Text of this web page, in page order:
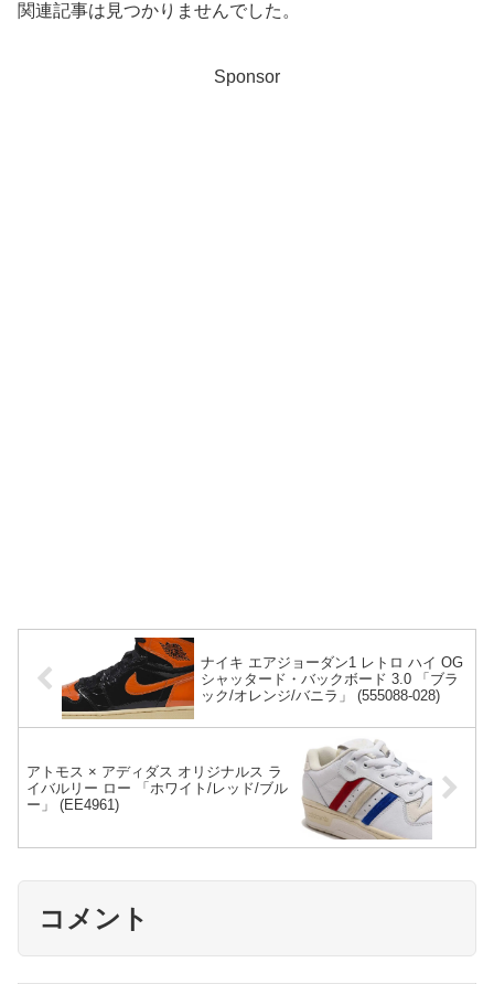
関連記事は見つかりませんでした。
Sponsor
ナイキ エアジョーダン1 レトロ ハイ OG
シャッタード・バックボード 3.0 「ブラ
ック/オレンジ/バニラ」 (555088-028)
アトモス × アディダス オリジナルス ラ
イバルリー ロー 「ホワイト/レッド/ブル
ー」 (EE4961)
コメント